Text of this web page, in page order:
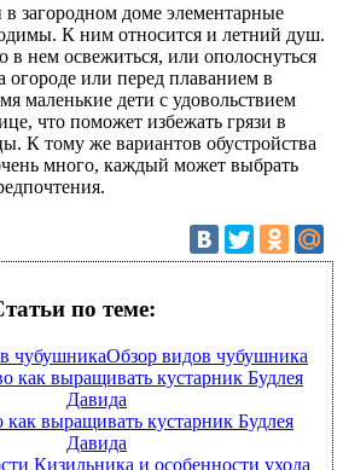
загородном доме элементарные
К ним относится и летний душ.
нем освежиться, или ополоснуться
огороде или перед плаванием в
маленькие дети с удовольствием
что поможет избежать грязи в
К тому же вариантов обустройства
много, каждый может выбрать
по теме:
Обзор видов чубушника
как выращивать кустарник Будлея
Давида